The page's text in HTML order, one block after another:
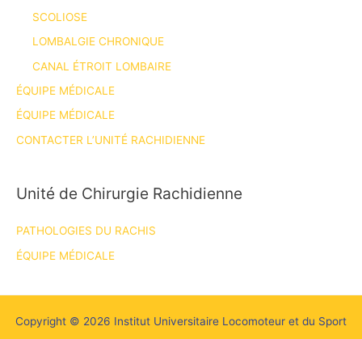
SCOLIOSE
LOMBALGIE CHRONIQUE
CANAL ÉTROIT LOMBAIRE
ÉQUIPE MÉDICALE
ÉQUIPE MÉDICALE
CONTACTER L’UNITÉ RACHIDIENNE
Unité de Chirurgie Rachidienne
PATHOLOGIES DU RACHIS
ÉQUIPE MÉDICALE
Copyright © 2026 Institut Universitaire Locomoteur et du Sport